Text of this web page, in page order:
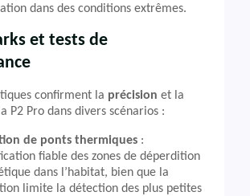
dans des conditions extrêmes.
et tests de
confirment la précision et la
P2 Pro dans divers scénarios :
de ponts thermiques :
fiable des zones de déperdition
dans l’habitat, bien que la
limite la détection des plus petites